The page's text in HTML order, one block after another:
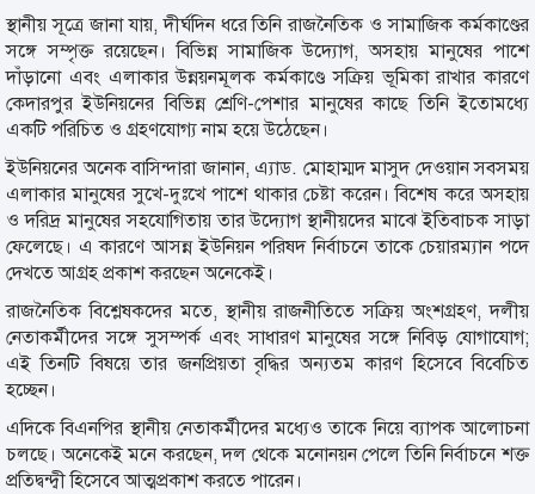
স্থানীয় সূত্রে জানা যায়, দীর্ঘদিন ধরে তিনি রাজনৈতিক ও সামাজিক কর্মকাণ্ডের
সঙ্গে সম্পৃক্ত রয়েছেন। বিভিন্ন সামাজিক উদ্যোগ, অসহায় মানুষের পাশে
দাঁড়ানো এবং এলাকার উন্নয়নমূলক কর্মকাণ্ডে সক্রিয় ভূমিকা রাখার কারণে
কেদারপুর ইউনিয়নের বিভিন্ন শ্রেণি-পেশার মানুষের কাছে তিনি ইতোমধ্যে
একটি পরিচিত ও গ্রহণযোগ্য নাম হয়ে উঠেছেন।
ইউনিয়নের অনেক বাসিন্দারা জানান, এ্যাড. মোহাম্মদ মাসুদ দেওয়ান সবসময়
এলাকার মানুষের সুখে-দুঃখে পাশে থাকার চেষ্টা করেন। বিশেষ করে অসহায়
ও দরিদ্র মানুষের সহযোগিতায় তার উদ্যোগ স্থানীয়দের মাঝে ইতিবাচক সাড়া
ফেলেছে। এ কারণে আসন্ন ইউনিয়ন পরিষদ নির্বাচনে তাকে চেয়ারম্যান পদে
দেখতে আগ্রহ প্রকাশ করছেন অনেকেই।
রাজনৈতিক বিশ্লেষকদের মতে, স্থানীয় রাজনীতিতে সক্রিয় অংশগ্রহণ, দলীয়
নেতাকর্মীদের সঙ্গে সুসম্পর্ক এবং সাধারণ মানুষের সঙ্গে নিবিড় যোগাযোগ;
এই তিনটি বিষয়ে তার জনপ্রিয়তা বৃদ্ধির অন্যতম কারণ হিসেবে বিবেচিত
হচ্ছেন।
এদিকে বিএনপির স্থানীয় নেতাকর্মীদের মধ্যেও তাকে নিয়ে ব্যাপক আলোচনা
চলছে। অনেকেই মনে করছেন, দল থেকে মনোনয়ন পেলে তিনি নির্বাচনে শক্ত
প্রতিদ্বন্দ্বী হিসেবে আত্মপ্রকাশ করতে পারেন।